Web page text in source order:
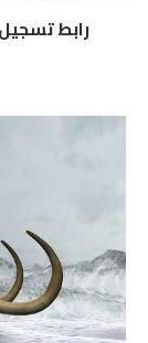
رابط